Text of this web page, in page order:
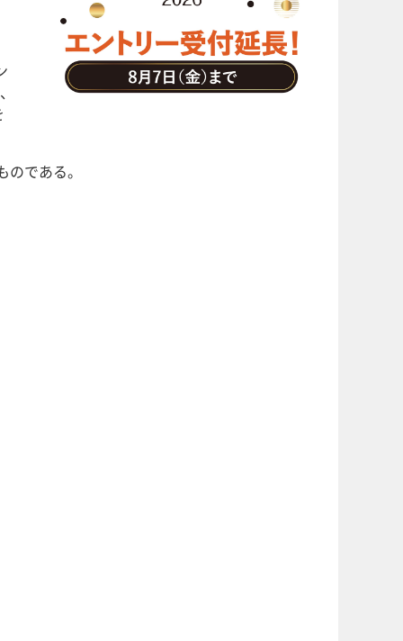
である。